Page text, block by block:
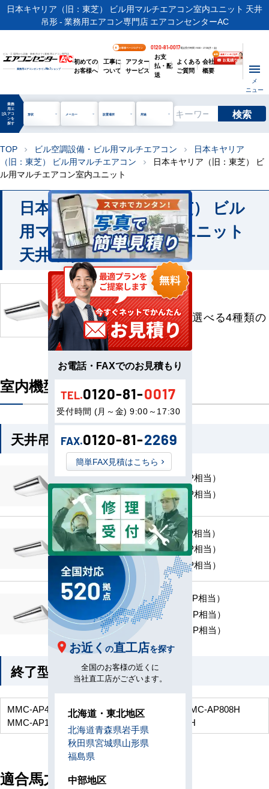
日本キヤリア（旧：東芝） ビル用マルチエアコン室内ユニット 天井
吊形 - 業務用エアコン専門店 エアコンセンターAC
ビル・工場用から店舗・事務所まで | 業務用エアコン専門店
業務用エアコンオンラインNo.1ショップ
お客様ページログイン 0120-81-0017電話受付時間 / 9:00～17:30(月～金)
初めての
お客様へ
工事に
ついて
アフター
サービス
お支
払・配
送
よくある
ご質問
会社
概要
メ
ニュー
manage_search
業務
用エ
アコ
ンを
探す
形状 メーカー 設置場所 用途 検索
TOP chevron_right ビル空調設備・ビル用マルチエアコン chevron_right
日本キヤリア
（旧：東芝） ビル用マルチエアコン
chevron_right
日本キヤリア（旧：東芝） ビ
ル用マルチエアコン室内ユニット
日本キヤリア（旧：東芝） ビル
用マルチエアコン室内ユニット
天井吊形
天井吊形
場所とにおいに応じて選べる4種類の
フィルターを準備。
室内機型番一覧
天井吊形
MMC-UP451H （1.7 HP相当）
MMC-UP561H （2.0 HP相当）
MMC-UP711H （2.5 HP相当）
MMC-UP801H （3.0 HP相当）
MMC-UP901H （3.2 HP相当）
MMC-UP1121H （4.0 HP相当）
MMC-UP1401H （5.0 HP相当）
MMC-UP1601H （6.0 HP相当）
終了型番
MMC-AP458H MMC-AP568HMMC-AP718H
MMC-AP808H
MMC-AP1128HMMC-AP1408HMMC-AP1608H
適合馬力
お電話・FAXでのお見積もり
TEL.0120-81-0017
受付時間 (月～金) 9:00～17:30
FAX.0120-81-2269
簡単FAX見積はこちら
お近く の直工店を探す
全国のお客様の近くに
当社直工店がございます。
北海道・東北地区
北海道青森県岩手県
秋田県宮城県山形県
福島県
中部地区